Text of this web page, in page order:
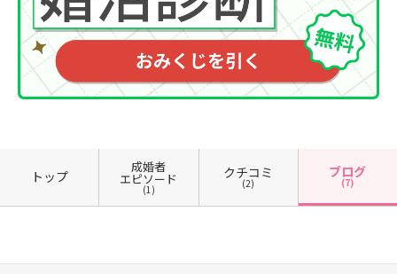
トップ
成婚者
エピソード
(1)
クチコミ
(2)
ブログ
(7)